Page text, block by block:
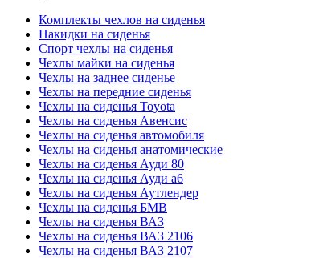
Комплекты чехлов на сиденья
Накидки на сиденья
Спорт чехлы на сиденья
Чехлы майки на сиденья
Чехлы на заднее сиденье
Чехлы на передние сиденья
Чехлы на сиденья Toyota
Чехлы на сиденья Авенсис
Чехлы на сиденья автомобиля
Чехлы на сиденья анатомические
Чехлы на сиденья Ауди 80
Чехлы на сиденья Ауди а6
Чехлы на сиденья Аутлендер
Чехлы на сиденья БМВ
Чехлы на сиденья ВАЗ
Чехлы на сиденья ВАЗ 2106
Чехлы на сиденья ВАЗ 2107